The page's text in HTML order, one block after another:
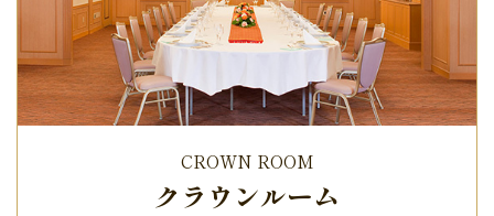
CROWN ROOM
クラウンルーム